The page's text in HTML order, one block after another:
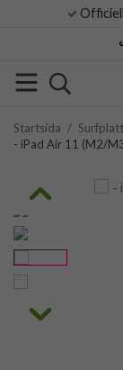
Startsida /
- iPad Air 11 (M2/